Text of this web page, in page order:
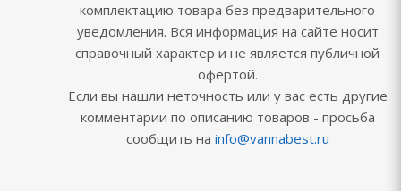
комплектацию товара без предварительного
уведомления. Вся информация на сайте носит
справочный характер и не является публичной
офертой.
Если вы нашли неточность или у вас есть другие
комментарии по описанию товаров - просьба
сообщить на info@vannabest.ru